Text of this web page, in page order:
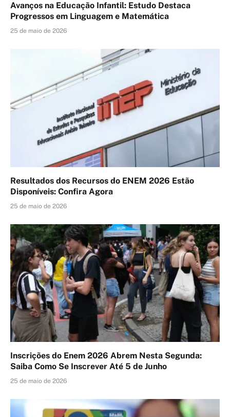
Avanços na Educação Infantil: Estudo Destaca
Progressos em Linguagem e Matemática
25 de maio de 2026
Resultados dos Recursos do ENEM 2026 Estão
Disponíveis: Confira Agora
25 de maio de 2026
Inscrições do Enem 2026 Abrem Nesta Segunda:
Saiba Como Se Inscrever Até 5 de Junho
25 de maio de 2026